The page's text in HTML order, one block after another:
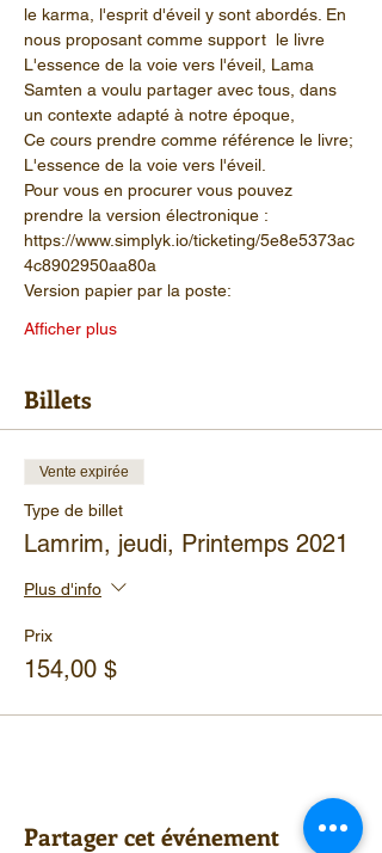
le karma, l'esprit d'éveil y sont abordés. En
nous proposant comme support  le livre
L'essence de la voie vers l'éveil, Lama
Samten a voulu partager avec tous, dans
un contexte adapté à notre époque,
Ce cours prendre comme référence le livre;
L'essence de la voie vers l'éveil.
Pour vous en procurer vous pouvez
prendre la version électronique :
https://www.simplyk.io/ticketing/5e8e5373ac
4c8902950aa80a
Version papier par la poste:
Afficher plus
Billets
Vente expirée
Type de billet
Lamrim, jeudi, Printemps 2021
Plus d'info
Prix
154,00 $
Partager cet événement